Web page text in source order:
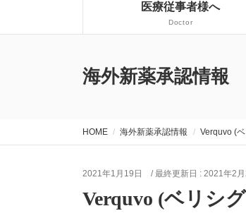
医療従事者様へ
Doctor
海外新薬承認情報
HOME 海外新薬承認情報 Verquvo (
2021年1月19日 / 最終更新日 : 2021年2月
Verquvo (ベリシ